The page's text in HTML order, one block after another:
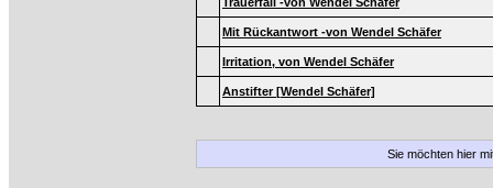
Mit Rückantwort -von Wendel Schäfer
Irritation, von Wendel Schäfer
Anstifter [Wendel Schäfer]
Sie möchten hier